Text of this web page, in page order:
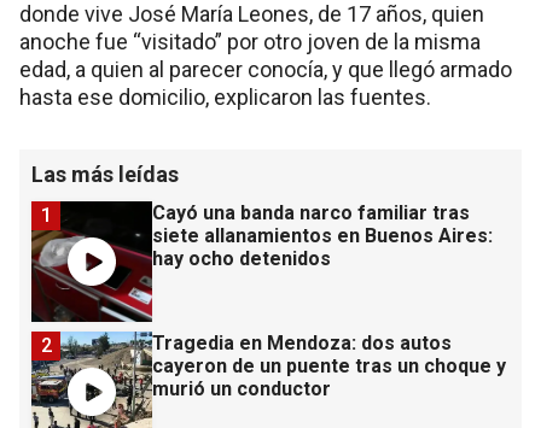
donde vive José María Leones, de 17 años, quien
anoche fue “visitado” por otro joven de la misma
edad, a quien al parecer conocía, y que llegó armado
hasta ese domicilio, explicaron las fuentes.
Las más leídas
Cayó una banda narco familiar tras
siete allanamientos en Buenos Aires:
hay ocho detenidos
1
Tragedia en Mendoza: dos autos
cayeron de un puente tras un choque y
murió un conductor
2